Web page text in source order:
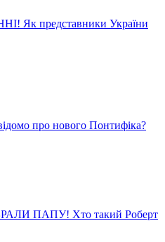
представники України
про нового Понтифіка?
ПАПУ! Хто такий Роберт